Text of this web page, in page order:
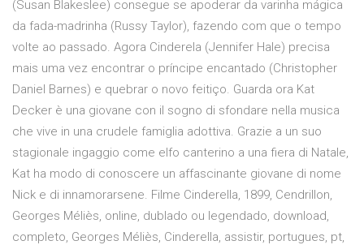
(Susan Blakeslee) consegue se apoderar da varinha mágica
da fada-madrinha (Russy Taylor), fazendo com que o tempo
volte ao passado. Agora Cinderela (Jennifer Hale) precisa
mais uma vez encontrar o príncipe encantado (Christopher
Daniel Barnes) e quebrar o novo feitiço. Guarda ora Kat
Decker è una giovane con il sogno di sfondare nella musica
che vive in una crudele famiglia adottiva. Grazie a un suo
stagionale ingaggio come elfo canterino a una fiera di Natale,
Kat ha modo di conoscere un affascinante giovane di nome
Nick e di innamorarsene. Filme Cinderella, 1899, Cendrillon,
Georges Méliès, online, dublado ou legendado, download,
completo, Georges Méliès, Cinderella, assistir, portugues, pt,